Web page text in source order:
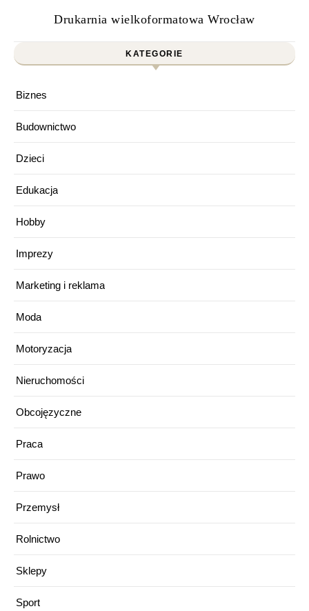
Drukarnia wielkoformatowa Wrocław
KATEGORIE
Biznes
Budownictwo
Dzieci
Edukacja
Hobby
Imprezy
Marketing i reklama
Moda
Motoryzacja
Nieruchomości
Obcojęzyczne
Praca
Prawo
Przemysł
Rolnictwo
Sklepy
Sport